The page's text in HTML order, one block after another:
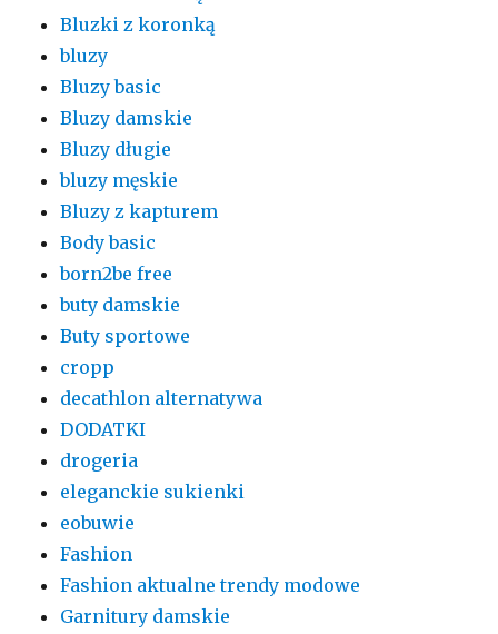
Bluzki z koronką
bluzy
Bluzy basic
Bluzy damskie
Bluzy długie
bluzy męskie
Bluzy z kapturem
Body basic
born2be free
buty damskie
Buty sportowe
cropp
decathlon alternatywa
DODATKI
drogeria
eleganckie sukienki
eobuwie
Fashion
Fashion aktualne trendy modowe
Garnitury damskie